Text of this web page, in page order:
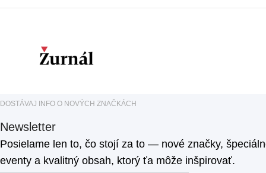
DOSTÁVAJ INFO O NOVÝCH ZNAČKÁCH
Newsletter
Posielame len to, čo stojí za to — nové značky,
eventy a kvalitný obsah, ktorý ťa môže inšpirovať.